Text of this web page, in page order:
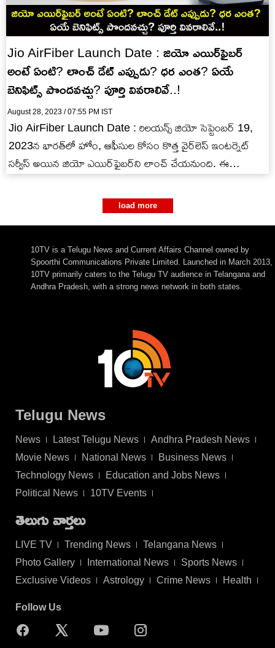
Jio AirFiber Launch Date : జియో ఎయిర్‌‌ఫైబర్
అంటే ఏంటి? లాంచ్ డేట్ ఎప్పుడు? ధర ఎంత? ఏయే
బెనిఫిట్స్ పొందవచ్చు? పూర్తి వివరాలివే..!
August 28, 2023 / 07:55 PM IST
Jio AirFiber Launch Date : రిలయన్స్ జియో సెప్టెంబర్ 19,
2023న భారత్‌లో హోం, ఆఫీసుల కోసం కొత్త వైర్‌లెస్ ఇంటర్నెట్
సర్వీస్ అయిన జియో ఎయిర్‌ఫైబర్‌ని లాంచ్ చేయనుంది. ఈ
load more
10TV is a Telugu News and Current Affairs Channel owned by
Spoorthi Communications Private Limited. Launched in March 2013,
10TV primarily caters to the Telugu TV audience in Telangana and
Andhra Pradesh, with a strong news network in both states.
Telugu News
News Latest Telugu News
Andhra Pradesh News
Movie News
National News
Business News
Technology News
Education and Jobs News
Political News
10TV Events
తెలుగు వార్తలు
LIVE TV Trending News
Telangana News
Photo Gallery
International News
Sports News
Exclusive Videos
Astrology Crime News Health
Follow Us